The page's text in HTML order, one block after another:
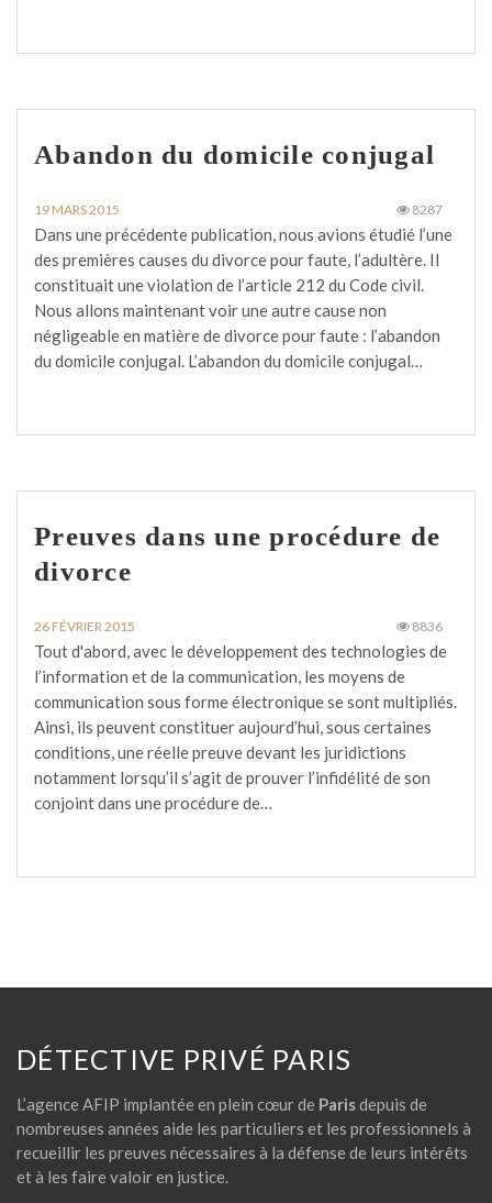
Abandon du domicile conjugal
19 MARS 2015 8287
Dans une précédente publication, nous avions étudié l’une
des premières causes du divorce pour faute, l’adultère. Il
constituait une violation de l’article 212 du Code civil.
Nous allons maintenant voir une autre cause non
négligeable en matière de divorce pour faute : l’abandon
du domicile conjugal. L’abandon du domicile conjugal…
Preuves dans une procédure de
divorce
26 FÉVRIER 2015 8836
Tout d'abord, avec le développement des technologies de
l’information et de la communication, les moyens de
communication sous forme électronique se sont multipliés.
Ainsi, ils peuvent constituer aujourd’hui, sous certaines
conditions, une réelle preuve devant les juridictions
notamment lorsqu’il s’agit de prouver l’infidélité de son
conjoint dans une procédure de…
DÉTECTIVE PRIVÉ PARIS
L’agence AFIP implantée en plein cœur de Parisdepuis de
nombreuses années aide les particuliers et les professionnels à
recueillir les preuves nécessaires à la défense de leurs intérêts
et à les faire valoir en justice.